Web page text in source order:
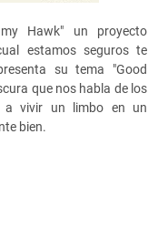
Hawk" un proyecto
estamos seguros te
su tema "Good
que nos habla de los
a vivir un limbo en un
bien.